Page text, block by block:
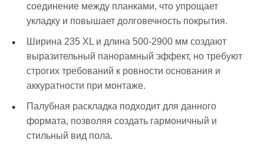
соединение между планками, что упрощает
укладку и повышает долговечность покрытия.
Ширина 235 XL и длина 500-2900 мм создают
выразительный панорамный эффект, но требуют
строгих требований к ровности основания и
аккуратности при монтаже.
Палубная раскладка подходит для данного
формата, позволяя создать гармоничный и
стильный вид пола.